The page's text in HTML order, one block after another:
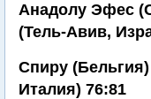
Анадолу Эфес
(Тель-Авив,
Спиру
Италия) 76:81